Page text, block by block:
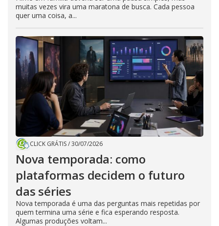
muitas vezes vira uma maratona de busca. Cada pessoa
quer uma coisa, a...
CLICK GRÁTIS/30/07/2026
Nova temporada: como
plataformas decidem o futuro
das séries
Nova temporada é uma das perguntas mais repetidas por
quem termina uma série e fica esperando resposta.
Algumas produções voltam...